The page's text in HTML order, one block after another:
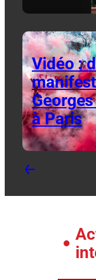
Vidéo :
à Paris
←